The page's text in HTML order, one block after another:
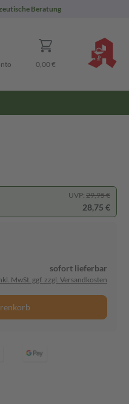
Beratung
0,00 €
UVP: 29,95 €
28,75 €
sofort lieferbar
MwSt. ggf. zzgl. Versandkosten